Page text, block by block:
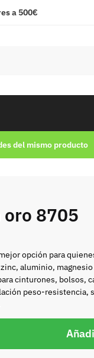
a 500€
del mismo producto
8705
opción para
aluminio,
cinturones, bolsos,
peso-resistencia,